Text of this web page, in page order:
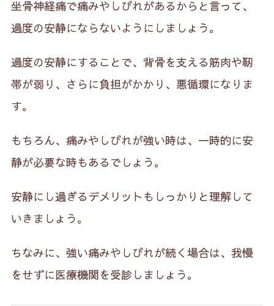
坐骨神経痛で痛みやしびれがあるからと言って、
過度の安静にならないようにしましょう。
過度の安静にすることで、背骨を支える筋肉や靭
帯が弱り、さらに負担がかかり、悪循環になりま
す。
もちろん、痛みやしびれが強い時は、一時的に安
静が必要な時もあるでしょう。
安静にし過ぎるデメリットもしっかりと理解して
いきましょう。
ちなみに、強い痛みやしびれが続く場合は、我慢
をせずに医療機関を受診しましょう。